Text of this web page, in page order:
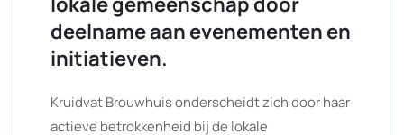
deelname aan evenementen en
initiatieven.
Kruidvat Brouwhuis onderscheidt zich door haar
actieve betrokkenheid bij de lokale